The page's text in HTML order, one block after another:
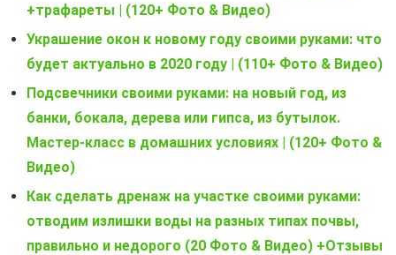
+трафареты | (120+ Фото & Видео)
Украшение окон к новому году своими руками: что
будет актуально в 2020 году | (110+ Фото & Видео)
Подсвечники своими руками: на новый год, из
банки, бокала, дерева или гипса, из бутылок.
Мастер-класс в домашних условиях | (120+ Фото &
Видео)
Как сделать дренаж на участке своими руками:
отводим излишки воды на разных типах почвы,
правильно и недорого (20 Фото & Видео) +Отзывы